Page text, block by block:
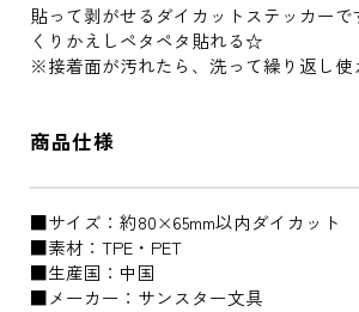
貼って剥がせるダイカットステッカーで
くりかえしペタペタ貼れる☆
※接着面が汚れたら、洗って繰り返し使
商品仕様
■サイズ：約80×65mm以内ダイカット
■素材：TPE・PET
■生産国：中国
■メーカー：サンスター文具